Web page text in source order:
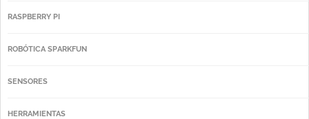
RASPBERRY PI
ROBÓTICA SPARKFUN
SENSORES
HERRAMIENTAS